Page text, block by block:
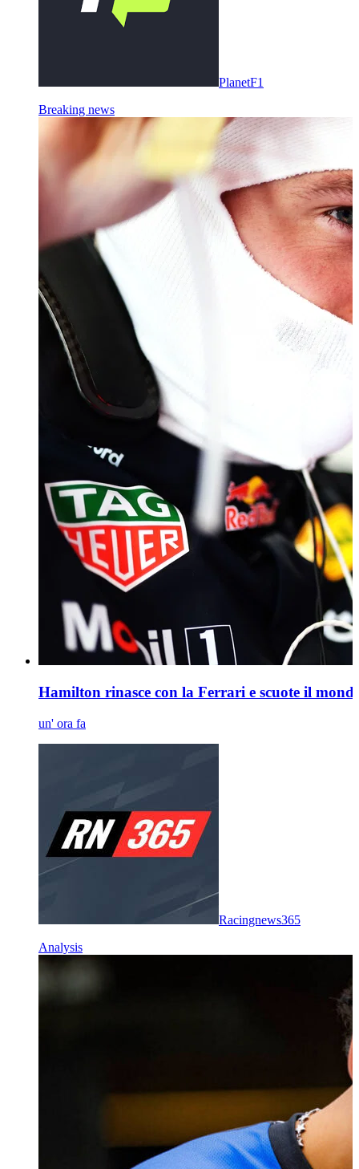
PlanetF1
Breaking news
Hamilton rinasce con la Ferrari e scuote il
un' ora fa
Racingnews365
Analysis